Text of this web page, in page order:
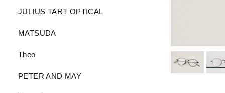
JULIUS TART OPTICAL
MATSUDA
Theo
PETER AND MAY